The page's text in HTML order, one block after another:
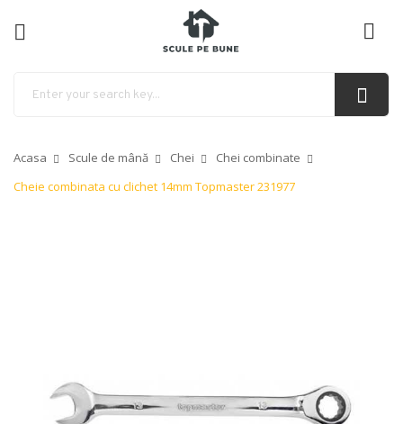
Acasa Scule de mână Chei
Chei combinate
Cheie combinata cu clichet 14mm Topmaster 231977